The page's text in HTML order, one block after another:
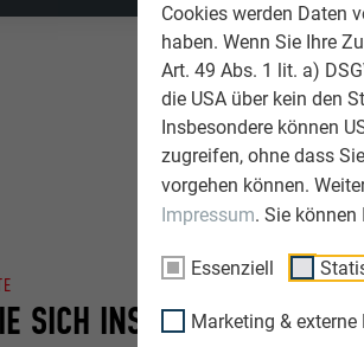
Cookies werden Daten
haben. Wenn Sie Ihre
Art. 49 Abs. 1 lit. a)
die USA über kein den
Insbesondere können
zugreifen, ohne dass
vorgehen können.
Impressum. Sie
Essenziell
Marketing & externe
SICH INSPIRIEREN